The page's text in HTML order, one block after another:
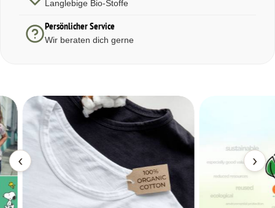
Langlebige Bio-Stoffe
Persönlicher Service
Wir beraten dich gerne
‹ ›